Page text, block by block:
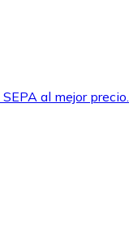
al mejor precio.